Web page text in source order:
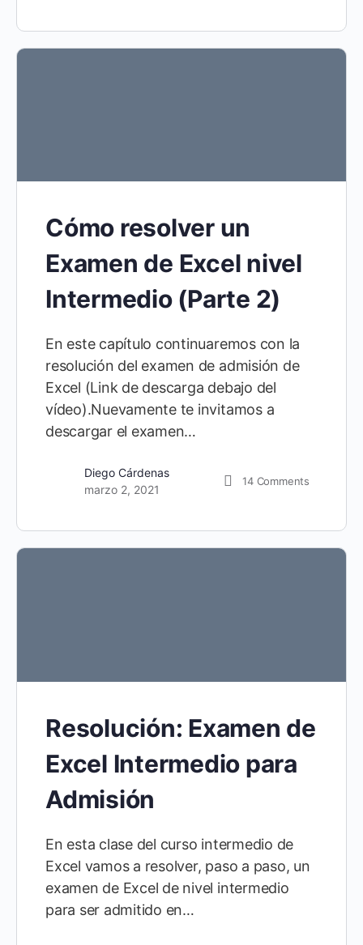
Cómo resolver un
Examen de Excel nivel
Intermedio (Parte 2)
En este capítulo continuaremos con la
resolución del examen de admisión de
Excel (Link de descarga debajo del
vídeo).Nuevamente te invitamos a
descargar el examen…
Diego Cárdenas
marzo 2, 2021
14 Comments
Resolución: Examen de
Excel Intermedio para
Admisión
En esta clase del curso intermedio de
Excel vamos a resolver, paso a paso, un
examen de Excel de nivel intermedio
para ser admitido en…